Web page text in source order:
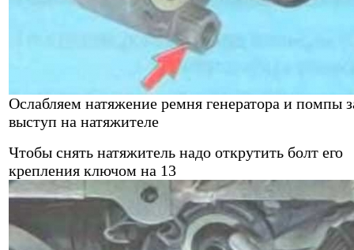
Ослабляем натяжение ремня генератора и помпы
выступ на натяжителе
Чтобы снять натяжитель надо открутить болт его
крепления ключом на 13